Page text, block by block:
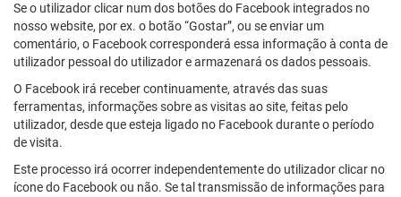
Se o utilizador clicar num dos botões do Facebook integrados no
nosso website, por ex. o botão “Gostar”, ou se enviar um
comentário, o Facebook corresponderá essa informação à conta de
utilizador pessoal do utilizador e armazenará os dados pessoais.
O Facebook irá receber continuamente, através das suas
ferramentas, informações sobre as visitas ao site, feitas pelo
utilizador, desde que esteja ligado no Facebook durante o período
de visita.
Este processo irá ocorrer independentemente do utilizador clicar no
ícone do Facebook ou não. Se tal transmissão de informações para